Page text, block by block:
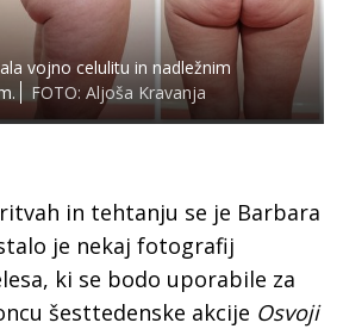
vojno celulitu in nadležnim
FOTO: Aljoša Kravanja
in tehtanju se je Barbara
je nekaj fotografij
ki se bodo uporabile za
šesttedenske akcije Osvoji